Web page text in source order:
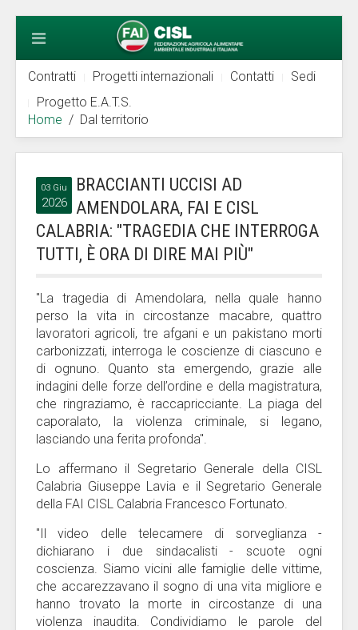
Contratti Progetti internazionali Contatti
Sedi
Progetto E.A.T.S.
Home
Dal territorio
03 Giu
2026
BRACCIANTI UCCISI AD
AMENDOLARA, FAI E CISL
CALABRIA: "TRAGEDIA CHE INTERROGA
TUTTI, È ORA DI DIRE MAI PIÙ"
"La tragedia di Amendolara, nella quale hanno
perso la vita in circostanze macabre, quattro
lavoratori agricoli, tre afgani e un pakistano morti
carbonizzati, interroga le coscienze di ciascuno e
di ognuno. Quanto sta emergendo, grazie alle
indagini delle forze dell’ordine e della magistratura,
che ringraziamo, è raccapricciante. La piaga del
caporalato, la violenza criminale, si legano,
lasciando una ferita profonda".
Lo affermano il Segretario Generale della CISL
Calabria Giuseppe Lavia e il Segretario Generale
della FAI CISL Calabria Francesco Fortunato.
"Il video delle telecamere di sorveglianza -
dichiarano i due sindacalisti - scuote ogni
coscienza. Siamo vicini alle famiglie delle vittime,
che accarezzavano il sogno di una vita migliore e
hanno trovato la morte in circostanze di una
violenza inaudita. Condividiamo le parole del